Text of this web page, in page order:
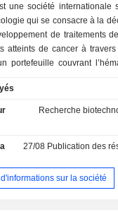
une société internationale
qui se consacre à la
de traitements
atteints de cancer à
portefeuille couvrant
d’un pipeline
innovants. Ses
Brukinsa, Tevimbra et
(BTK) à petites molécules,
humanisé de type
dirigé contre la protéine
Recherche
27/08 Publication des résultats
sur la société